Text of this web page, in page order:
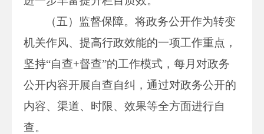
（五）监督保障。将政务公开作为转变
机关作风、提高行政效能的一项工作重点，
坚持“自查+督查”的工作模式，每月对政务
公开内容开展自查自纠，通过对政务公开的
内容、渠道、时限、效果等全方面进行自
查。